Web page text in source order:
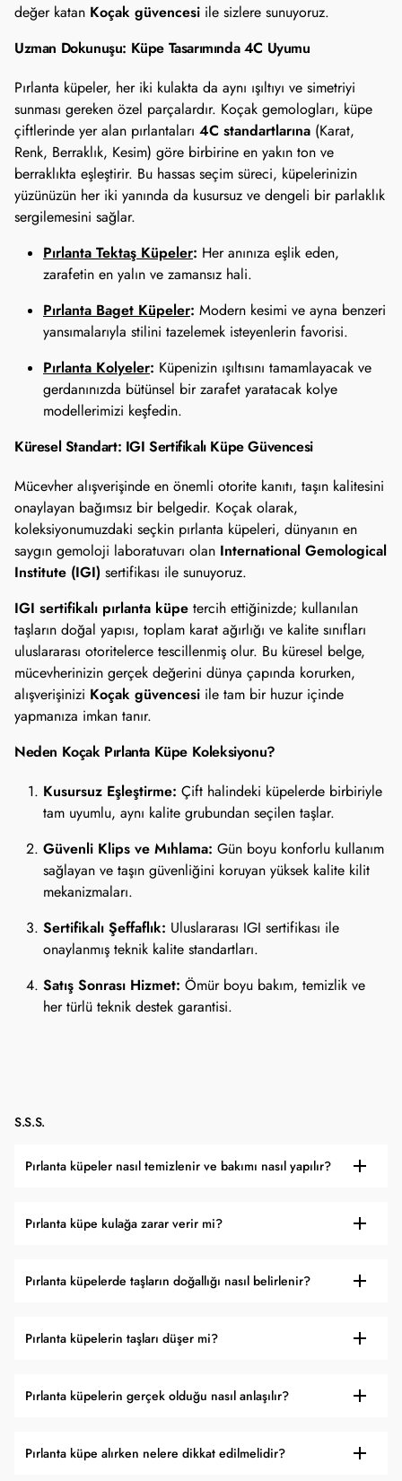
değer katan Koçak güvencesi ile sizlere sunuyoruz.
Uzman Dokunuşu: Küpe Tasarımında 4C Uyumu
Pırlanta küpeler, her iki kulakta da aynı ışıltıyı ve simetriyi
sunması gereken özel parçalardır. Koçak gemologları, küpe
çiftlerinde yer alan pırlantaları 4C standartlarına (Karat,
Renk, Berraklık, Kesim) göre birbirine en yakın ton ve
berraklıkta eşleştirir. Bu hassas seçim süreci, küpelerinizin
yüzünüzün her iki yanında da kusursuz ve dengeli bir parlaklık
sergilemesini sağlar.
Pırlanta Tektaş Küpeler: Her anınıza eşlik eden,
zarafetin en yalın ve zamansız hali.
Pırlanta Baget Küpeler: Modern kesimi ve ayna benzeri
yansımalarıyla stilini tazelemek isteyenlerin favorisi.
Pırlanta Kolyeler: Küpenizin ışıltısını tamamlayacak ve
gerdanınızda bütünsel bir zarafet yaratacak kolye
modellerimizi keşfedin.
Küresel Standart: IGI Sertifikalı Küpe Güvencesi
Mücevher alışverişinde en önemli otorite kanıtı, taşın kalitesini
onaylayan bağımsız bir belgedir. Koçak olarak,
koleksiyonumuzdaki seçkin pırlanta küpeleri, dünyanın en
saygın gemoloji laboratuvarı olan International Gemological
Institute (IGI) sertifikası ile sunuyoruz.
IGI sertifikalı pırlanta küpe tercih ettiğinizde; kullanılan
taşların doğal yapısı, toplam karat ağırlığı ve kalite sınıfları
uluslararası otoritelerce tescillenmiş olur. Bu küresel belge,
mücevherinizin gerçek değerini dünya çapında korurken,
alışverişinizi Koçak güvencesi ile tam bir huzur içinde
yapmanıza imkan tanır.
Neden Koçak Pırlanta Küpe Koleksiyonu?
Kusursuz Eşleştirme: Çift halindeki küpelerde birbiriyle
tam uyumlu, aynı kalite grubundan seçilen taşlar.
Güvenli Klips ve Mıhlama: Gün boyu konforlu kullanım
sağlayan ve taşın güvenliğini koruyan yüksek kalite kilit
mekanizmaları.
Sertifikalı Şeffaflık: Uluslararası IGI sertifikası ile
onaylanmış teknik kalite standartları.
Satış Sonrası Hizmet: Ömür boyu bakım, temizlik ve
her türlü teknik destek garantisi.
S.S.S.
Pırlanta küpeler nasıl temizlenir ve bakımı nasıl yapılır?
Pırlanta küpe kulağa zarar verir mi?
Pırlanta küpelerde taşların doğallığı nasıl belirlenir?
Pırlanta küpelerin taşları düşer mi?
Pırlanta küpelerin gerçek olduğu nasıl anlaşılır?
Pırlanta küpe alırken nelere dikkat edilmelidir?